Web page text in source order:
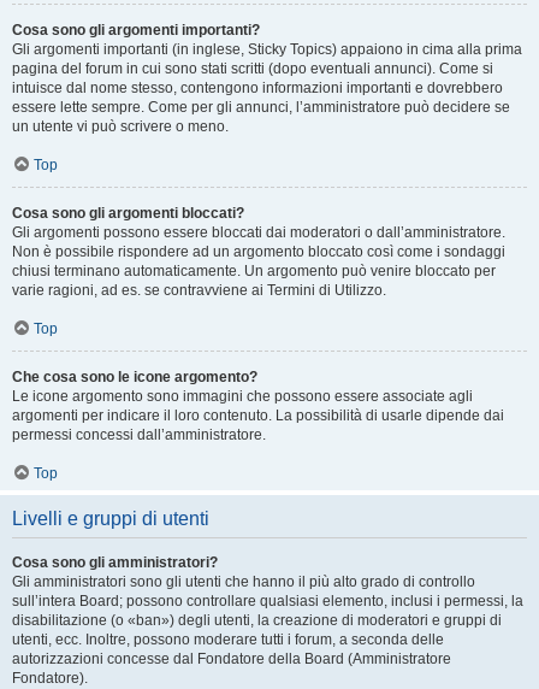
Cosa sono gli argomenti importanti?
Gli argomenti importanti (in inglese, Sticky Topics) appaiono in cima alla prima
pagina del forum in cui sono stati scritti (dopo eventuali annunci). Come si
intuisce dal nome stesso, contengono informazioni importanti e dovrebbero
essere lette sempre. Come per gli annunci, l’amministratore può decidere se
un utente vi può scrivere o meno.
Top
Cosa sono gli argomenti bloccati?
Gli argomenti possono essere bloccati dai moderatori o dall’amministratore.
Non è possibile rispondere ad un argomento bloccato così come i sondaggi
chiusi terminano automaticamente. Un argomento può venire bloccato per
varie ragioni, ad es. se contravviene ai Termini di Utilizzo.
Top
Che cosa sono le icone argomento?
Le icone argomento sono immagini che possono essere associate agli
argomenti per indicare il loro contenuto. La possibilità di usarle dipende dai
permessi concessi dall’amministratore.
Top
Livelli e gruppi di utenti
Cosa sono gli amministratori?
Gli amministratori sono gli utenti che hanno il più alto grado di controllo
sull’intera Board; possono controllare qualsiasi elemento, inclusi i permessi, la
disabilitazione (o «ban») degli utenti, la creazione di moderatori e gruppi di
utenti, ecc. Inoltre, possono moderare tutti i forum, a seconda delle
autorizzazioni concesse dal Fondatore della Board (Amministratore
Fondatore).